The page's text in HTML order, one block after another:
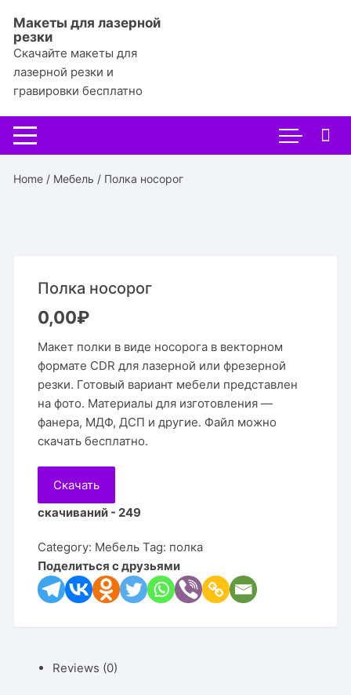
содержимому
Макеты для лазерной
резки
Скачайте макеты для
лазерной резки и
гравировки бесплатно
Home / Мебель / Полка носорог
Полка носорог
0,00₽
Макет полки в виде носорога в векторном
формате CDR для лазерной или фрезерной
резки. Готовый вариант мебели представлен
на фото. Материалы для изготовления —
фанера, МДФ, ДСП и другие. Файл можно
скачать бесплатно.
Скачать
скачиваний - 249
Category: Мебель Tag: полка
Поделиться с друзьями
Reviews (0)